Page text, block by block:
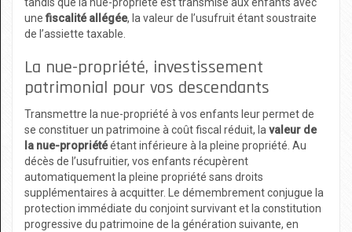
unefiscalité allégée, la valeur de l’usufruit étant soustraite
de l’assiette taxable.
La nue-propriété, investissement
patrimonial pour vos descendants
Transmettre la nue-propriété à vos enfants leur permet de
se constituer un patrimoine à coût fiscal réduit, la valeur de
la nue-propriétéétant inférieure à la pleine propriété. Au
décès de l’usufruitier, vos enfants récupèrent
automatiquement la pleine propriété sans droits
supplémentaires à acquitter. Le démembrement conjugue la
protection immédiate du conjoint survivant et la constitution
progressive du patrimoine de la génération suivante, en